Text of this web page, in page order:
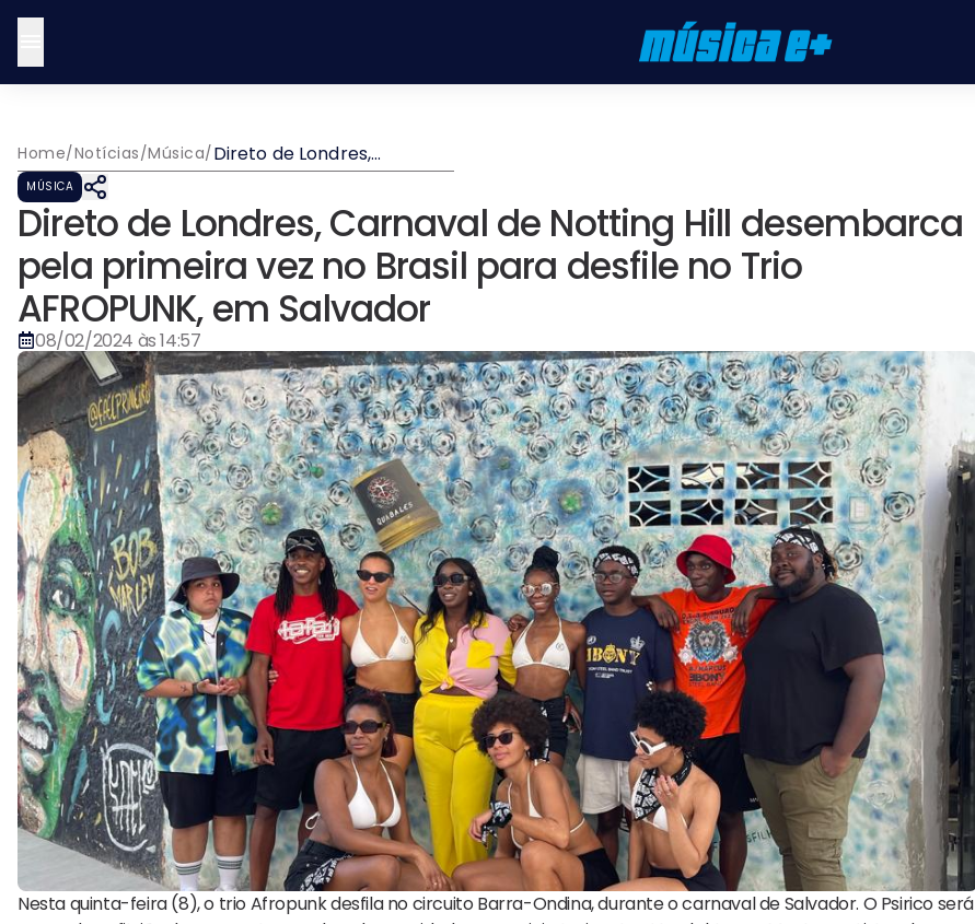
Home/Notícias/Música/Direto de Londres,
Carnaval de Notting Hill
vez no Brasil para desfile
no Trio AFROPUNK, em
Salvador
MÚSICA
Direto de Londres, Carnaval de Notting Hill desembarca
pela primeira vez no Brasil para desfile no Trio
AFROPUNK, em Salvador
08/02/2024 às 14:57
Nesta quinta-feira (8), o trio Afropunk desfila no circuito Barra-Ondina, durante o carnaval de Salvador. O Psirico será